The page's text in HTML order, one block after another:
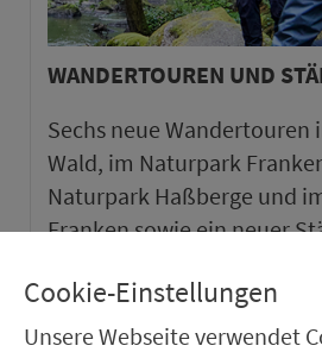
WANDERTOUREN UND
Sechs neue Wandertouren
Wald, im Naturpark
Naturpark Haßberge und
Franken sowie ein neuer
Cookie-Einstellungen
Unsere Webseite verwendet